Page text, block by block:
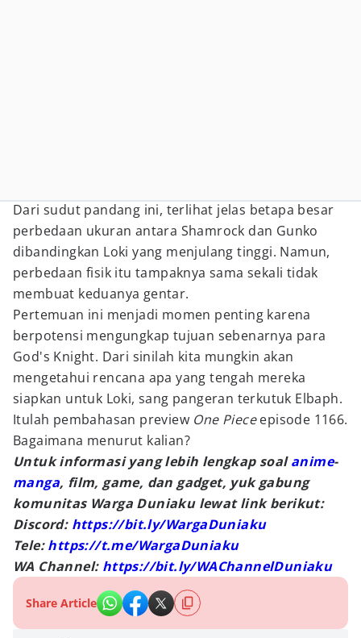
Dari sudut pandang ini, terlihat jelas betapa besar
perbedaan ukuran antara Shamrock dan Gunko
dibandingkan Loki yang menjulang tinggi. Namun,
perbedaan fisik itu tampaknya sama sekali tidak
membuat keduanya gentar.
Pertemuan ini menjadi momen penting karena
berpotensi mengungkap tujuan sebenarnya para
God's Knight. Dari sinilah kita mungkin akan
mengetahui rencana apa yang tengah mereka
siapkan untuk Loki, sang pangeran terkutuk Elbaph.
Itulah pembahasan preview One Pieceepisode 1166.
Bagaimana menurut kalian?
Untuk informasi yang lebih lengkap soalanime-
manga, film, game, dan gadget, yuk gabung
komunitas Warga Duniaku lewat link berikut:
Discord: https://bit.ly/WargaDuniaku
Tele:https://t.me/WargaDuniaku
WA Channel: https://bit.ly/WAChannelDuniaku
Share Article